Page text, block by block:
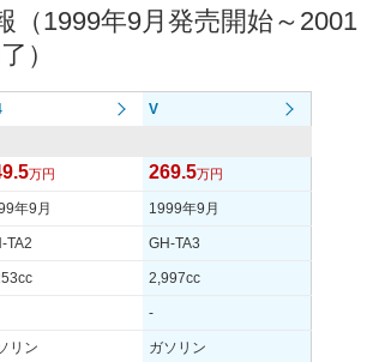
（1999年9月発売開始～2001
）
V
万円 269.5万円
年9月 1999年9月
TA2 GH-TA3
2,997cc
-
リン ガソリン